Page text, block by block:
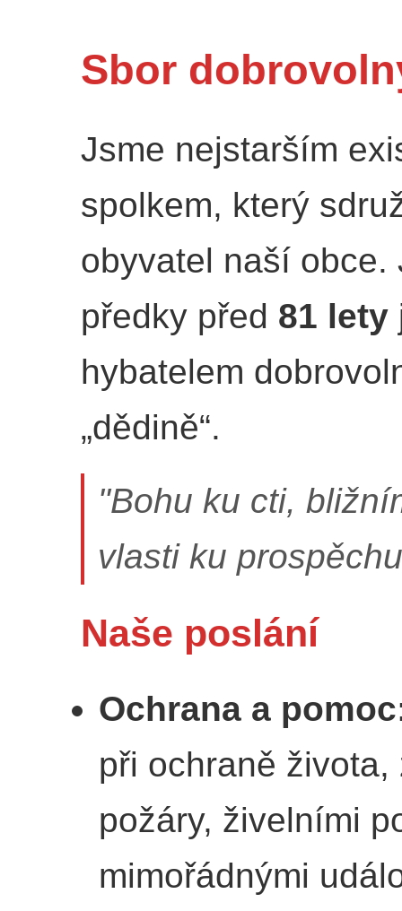
Sbor
Jsme nejstarším
spolkem, který
obyvatel naší
předky před 81 lety
hybatelem
„dědině“.
"Bohu ku cti,
vlasti ku
Naše poslání
Ochrana a
při ochraně
požáry, živelními
mimořádnými